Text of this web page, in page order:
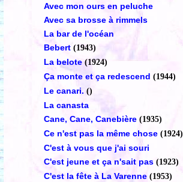
Avec mon ours en peluche
Avec sa brosse à rimmels
La bar de l'océan
Bebert (1943)
La belote (1924)
Ça monte et ça redescend (1944)
Le canari. ()
La canasta
Cane, Cane, Canebière (1935)
Ce n'est pas la même chose (1924)
C'est à vous que j'ai souri
C'est jeune et ça n'sait pas (1923)
C'est la fête à La Varenne (1953)